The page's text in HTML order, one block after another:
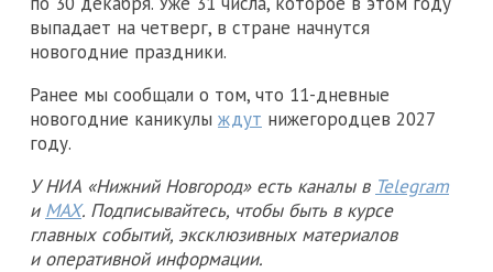
выпадает на четверг, в стране начнутся
новогодние праздники.
Ранее мы сообщали о том, что 11-дневные
новогодние каникулы ждут нижегородцев 2027
году.
У НИА «Нижний Новгород» есть каналы в Telegram
и MAX. Подписывайтесь, чтобы быть в курсе
главных событий, эксклюзивных материалов
и оперативной информации.